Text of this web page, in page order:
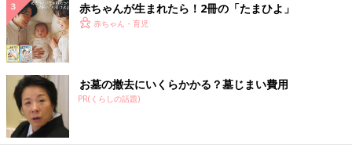
赤ちゃんが生まれたら！2冊の「たまひよ」
赤ちゃん・育児
お墓の撤去にいくらかかる？墓じまい費用
PR(くらしの話題)